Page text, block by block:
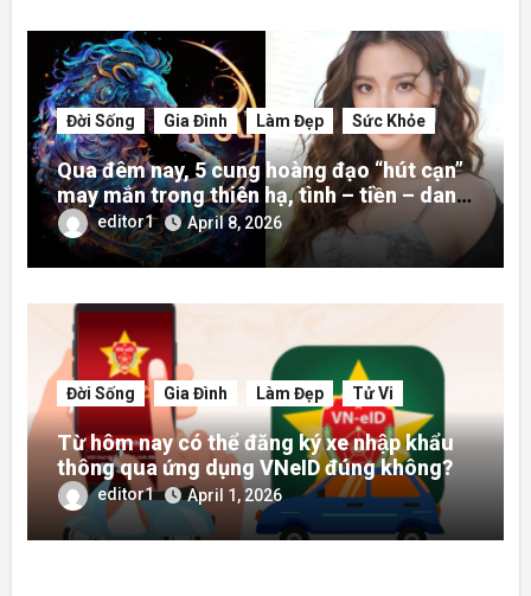
Đời Sống Gia Đình Làm Đẹp Sức Khỏe
Qua đêm nay, 5 cung hoàng đạo “hút cạn”
may mắn trong thiên hạ, tình – tiền – danh
rực rỡ hơn người
editor1 April 8, 2026
Đời Sống Gia Đình Làm Đẹp Tử Vi
Từ hôm nay có thể đăng ký xe nhập khẩu
thông qua ứng dụng VNeID đúng không?
editor1 April 1, 2026